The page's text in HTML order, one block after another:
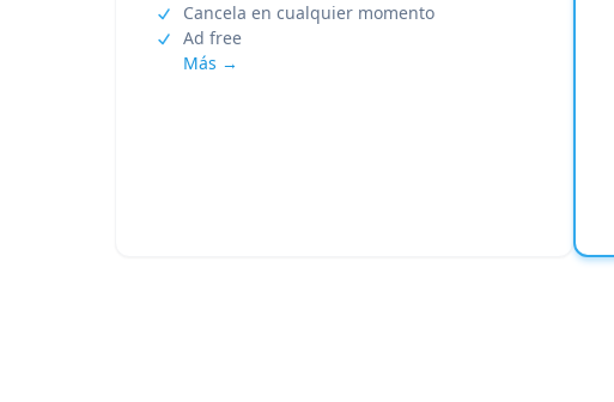
Cancela en cualquier momento
Ad free
Más →